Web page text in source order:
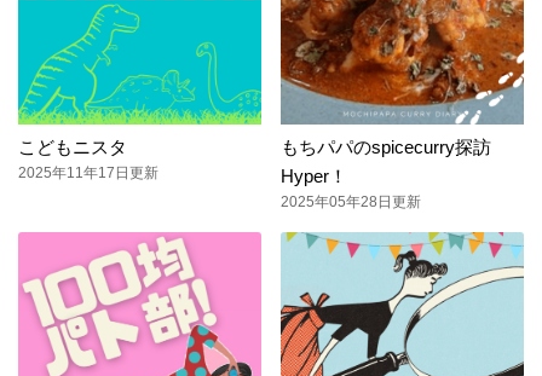
こどもニスタ
2025年11年17日更新
もちパパのspicecurry探訪
Hyper！
2025年05年28日更新